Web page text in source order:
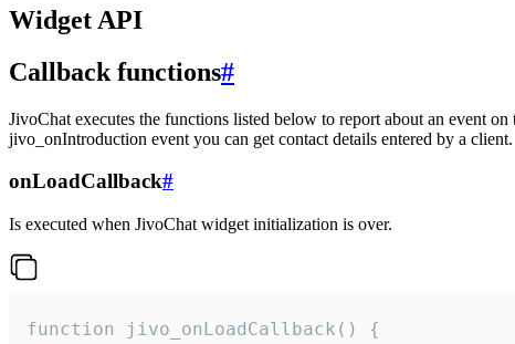
Widget API
Callback functions#
JivoChat executes the functions listed below to report about an event
jivo_onIntroduction event you can get contact details entered by a client.
onLoadCallback#
Is executed when JivoChat widget initialization is over.
function jivo_onLoadCallback() {